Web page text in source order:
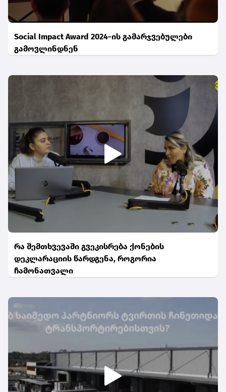
Social Impact Award 2024-ის გამარჯვებულები
გამოვლინდნენ
რა შემთხვევაში გვეკისრება ქონების
დეკლარაციის წარდგენა, როგორია
ჩამონათვალი